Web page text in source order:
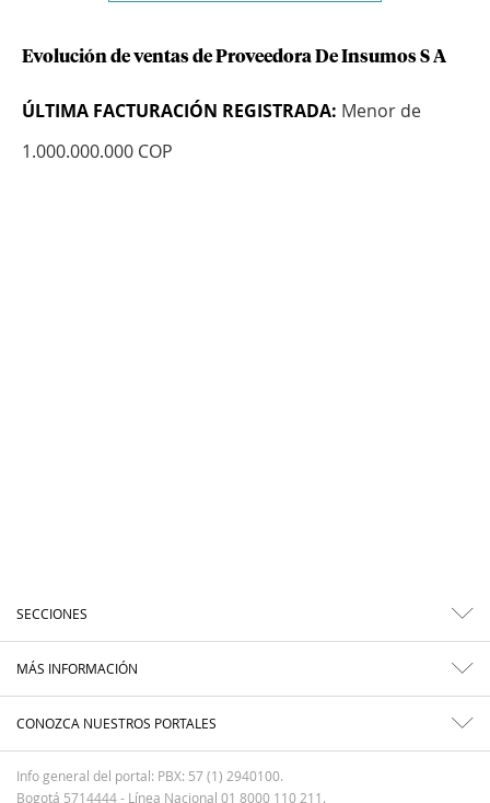
Evolución de ventas de Proveedora De Insumos S A
ÚLTIMA FACTURACIÓN REGISTRADA: Menor de
1.000.000.000 COP
SECCIONES
MÁS INFORMACIÓN
CONOZCA NUESTROS PORTALES
Info general del portal: PBX: 57 (1) 2940100.
Bogotá 5714444 - Línea Nacional 01 8000 110 211.